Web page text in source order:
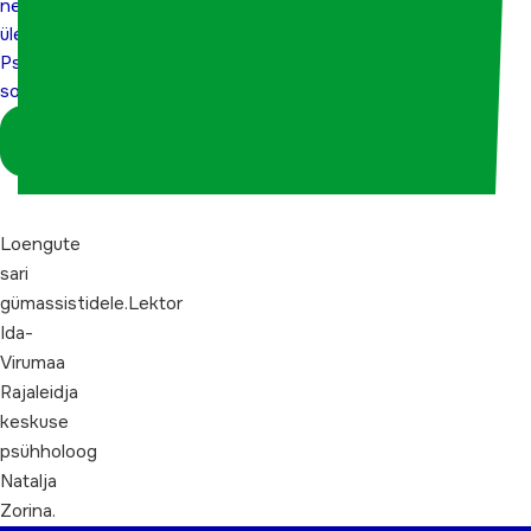
nende
ületamine.
Psühholoogilised
soovitused”.
Loengute
sari
gümassistidele.Lektor
Ida-
Virumaa
Rajaleidja
keskuse
psühholoog
Natalja
Zorina.